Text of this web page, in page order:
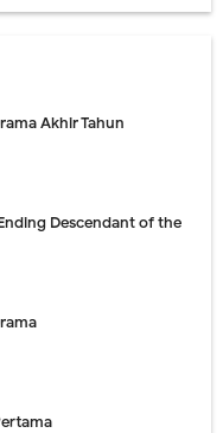
Akhir Tahun
Descendant of the